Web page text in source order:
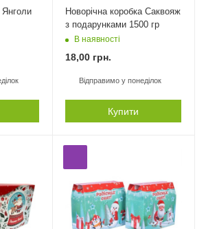
Новорічна коробка Саквояж
з подарунками 1500 гр
В наявності
18,00грн.
Відправимо у понеділок
Купити